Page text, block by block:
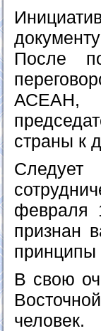
После
АСЕАН,
страны к
февраля
признан
принципы
В свою
человек.